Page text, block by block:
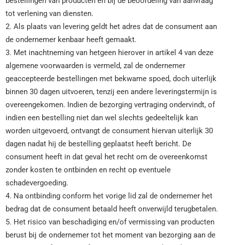
tot verlening van diensten.
2. Als plaats van levering geldt het adres dat de consument aan
de ondernemer kenbaar heeft gemaakt.
3. Met inachtneming van hetgeen hierover in artikel 4 van deze
algemene voorwaarden is vermeld, zal de ondernemer
geaccepteerde bestellingen met bekwame spoed, doch uiterlijk
binnen 30 dagen uitvoeren, tenzij een andere leveringstermijn is
overeengekomen. Indien de bezorging vertraging ondervindt, of
indien een bestelling niet dan wel slechts gedeeltelijk kan
worden uitgevoerd, ontvangt de consument hiervan uiterlijk 30
dagen nadat hij de bestelling geplaatst heeft bericht. De
consument heeft in dat geval het recht om de overeenkomst
zonder kosten te ontbinden en recht op eventuele
schadevergoeding.
4. Na ontbinding conform het vorige lid zal de ondernemer het
bedrag dat de consument betaald heeft onverwijld terugbetalen.
5. Het risico van beschadiging en/of vermissing van producten
berust bij de ondernemer tot het moment van bezorging aan de